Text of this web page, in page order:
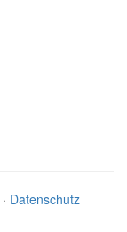
· Datenschutz